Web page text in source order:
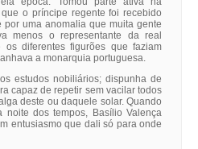
o príncipe regente foi recebido
uma anomalia que muita gente
menos o representante da real
diferentes figurões que faziam
a monarquia portuguesa.
estudos nobiliários; dispunha de
capaz de repetir sem vacilar todos
deste ou daquele solar. Quando
dos tempos, Basílio Valença
entusiasmo que dali só para onde